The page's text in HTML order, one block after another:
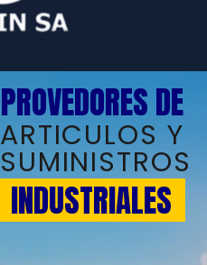
ARTICULOS Y
SUMINISTROS
PROVEDORES DE
INDUSTRIALES